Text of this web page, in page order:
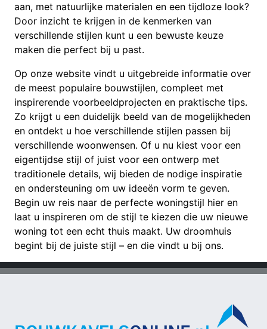
aan, met natuurlijke materialen en een tijdloze look?
Door inzicht te krijgen in de kenmerken van
verschillende stijlen kunt u een bewuste keuze
maken die perfect bij u past.
Op onze website vindt u uitgebreide informatie over
de meest populaire bouwstijlen, compleet met
inspirerende voorbeeldprojecten en praktische tips.
Zo krijgt u een duidelijk beeld van de mogelijkheden
en ontdekt u hoe verschillende stijlen passen bij
verschillende woonwensen. Of u nu kiest voor een
eigentijdse stijl of juist voor een ontwerp met
traditionele details, wij bieden de nodige inspiratie
en ondersteuning om uw ideeën vorm te geven.
Begin uw reis naar de perfecte woningstijl hier en
laat u inspireren om de stijl te kiezen die uw nieuwe
woning tot een echt thuis maakt. Uw droomhuis
begint bij de juiste stijl – en die vindt u bij ons.